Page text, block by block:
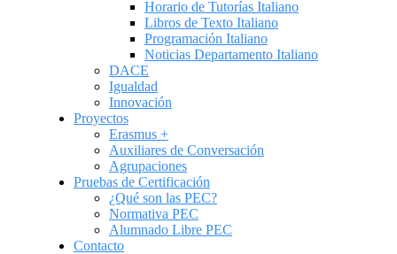
Horario de Tutorías Italiano
Libros de Texto Italiano
Programación Italiano
Noticias Departamento Italiano
DACE
Igualdad
Innovación
Proyectos
Erasmus +
Auxiliares de Conversación
Agrupaciones
Pruebas de Certificación
¿Qué son las PEC?
Normativa PEC
Alumnado Libre PEC
Contacto